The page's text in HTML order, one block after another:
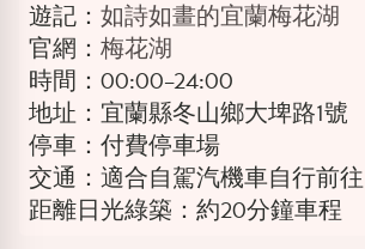
遊記： 如詩如畫的宜蘭梅花湖
官網： 梅花湖
時間：00:00–24:00
地址：宜蘭縣冬山鄉大埤路1號
停車：付費停車場
交通：適合自駕汽機車自行前往
距離日光綠築：約20分鐘車程